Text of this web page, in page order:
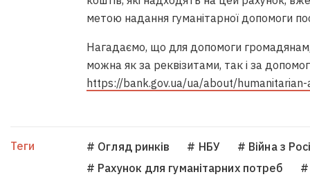
метою надання гуманітарної допомоги
Нагадаємо, що для допомоги
можна як за реквізитами, так і за
https://bank.gov.ua/ua/about/
Теги # Огляд ринків # НБУ
# Війна з
# Рахунок для гуманітарних потреб
#